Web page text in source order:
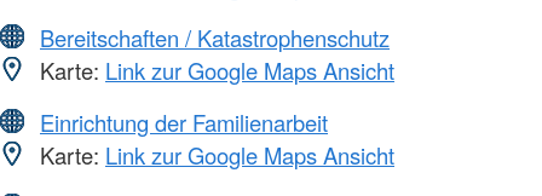
Bereitschaften / Katastrophenschutz
Karte: Link zur Google Maps Ansicht
Einrichtung der Familienarbeit
Karte: Link zur Google Maps Ansicht